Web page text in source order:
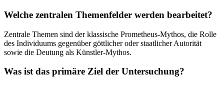
Welche zentralen Themenfelder werden bearbeitet?
Zentrale Themen sind der klassische Prometheus-Mythos, die Rolle
des Individuums gegenüber göttlicher oder staatlicher Autorität
sowie die Deutung als Künstler-Mythos.
Was ist das primäre Ziel der Untersuchung?